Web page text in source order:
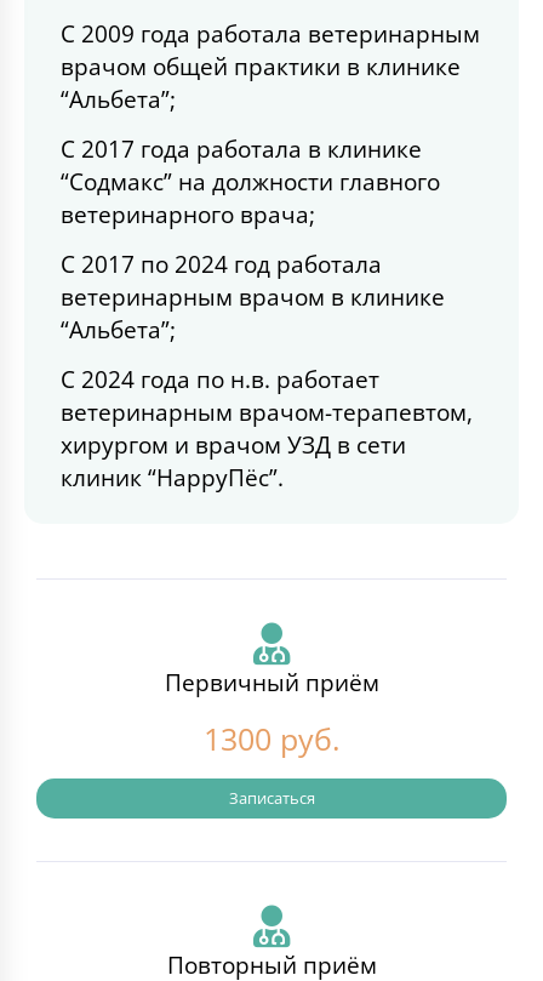
С 2009 года работала ветеринарным
врачом общей практики в клинике
“Альбета”;
С 2017 года работала в клинике
“Содмакс” на должности главного
ветеринарного врача;
С 2017 по 2024 год работала
ветеринарным врачом в клинике
“Альбета”;
С 2024 года по н.в. работает
ветеринарным врачом-терапевтом,
хирургом и врачом УЗД в сети
клиник “HappyПёс”.
Первичный приём
1300 руб.
Записаться
Повторный приём